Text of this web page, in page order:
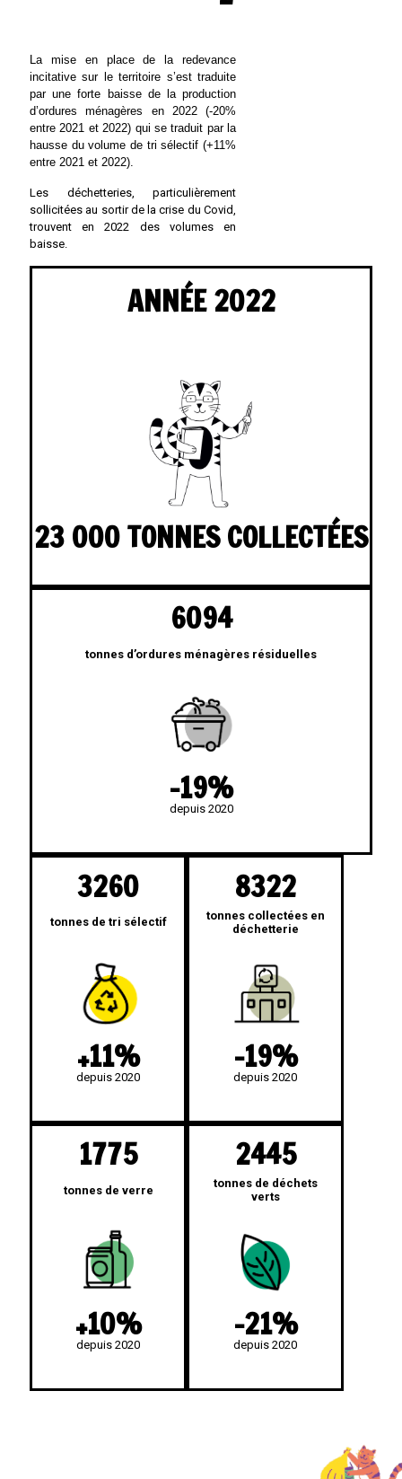
La mise en place de la redevance
incitative sur le territoire s’est traduite
par une forte baisse de la production
d’ordures ménagères en 2022 (-20%
entre 2021 et 2022) qui se traduit par la
hausse du volume de tri sélectif (+11%
entre 2021 et 2022).
Les déchetteries, particulièrement
sollicitées au sortir de la crise du Covid,
trouvent en 2022 des volumes en
baisse.
ANNÉE 2022
23 000 TONNES COLLECTÉES
6094
tonnes d’ordures ménagères résiduelles
-19%
depuis 2020
3260
tonnes de tri sélectif
+11%
depuis 2020
8322
tonnes collectées en
déchetterie
-19%
depuis 2020
1775
tonnes de verre
+10%
depuis 2020
2445
tonnes de déchets
verts
-21%
depuis 2020